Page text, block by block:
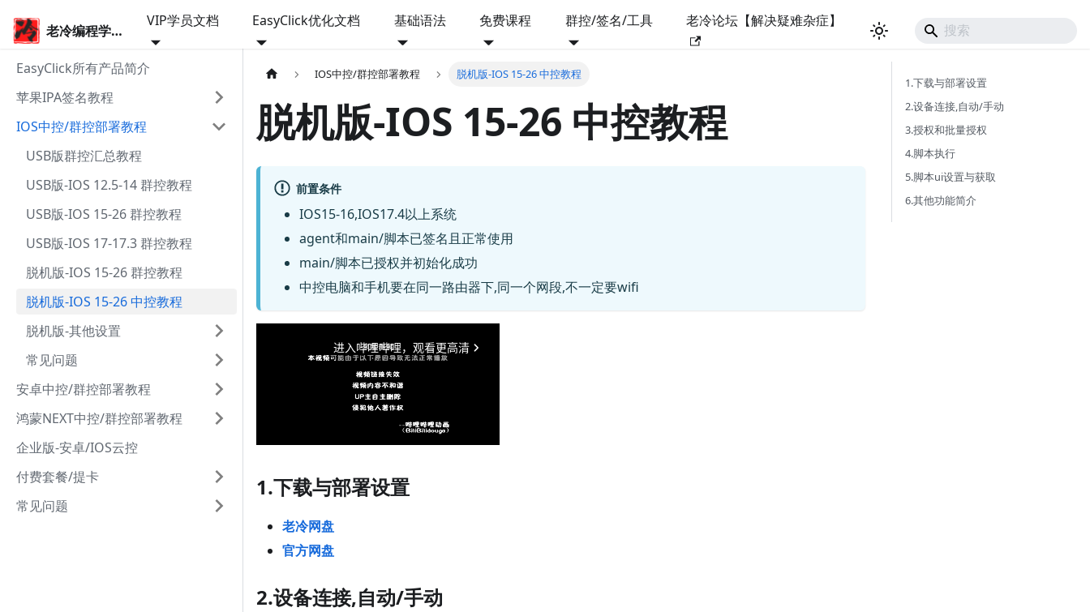
老冷编程学院
VIP学员文档 EasyClick优化文档 基础语法 免费课程 群控/签名/工具 老冷论坛【解决疑难杂症】
EasyClick所有产品简介
苹果IPA签名教程
IOS中控/群控部署教程
USB版群控汇总教程
USB版-IOS 12.5-14 群控教程
USB版-IOS 15-26 群控教程
USB版-IOS 17-17.3 群控教程
脱机版-IOS 15-26 群控教程
脱机版-IOS 15-26 中控教程
脱机版-其他设置
常见问题
安卓中控/群控部署教程
鸿蒙NEXT中控/群控部署教程
企业版-安卓/IOS云控
付费套餐/提卡
常见问题
IOS中控/群控部署教程 脱机版-IOS 15-26 中控教程
脱机版-IOS 15-26 中控教程
前置条件
IOS15-16,IOS17.4以上系统
agent和main/脚本已签名且正常使用
main/脚本已授权并初始化成功
中控电脑和手机要在同一路由器下,同一个网段,不一定要wifi
1.下载与部署设置
老冷网盘
官方网盘
2.设备连接,自动/手动
1.下载与部署设置
2.设备连接,自动/手动
3.授权和批量授权
4.脚本执行
5.脚本ui设置与获取
6.其他功能简介